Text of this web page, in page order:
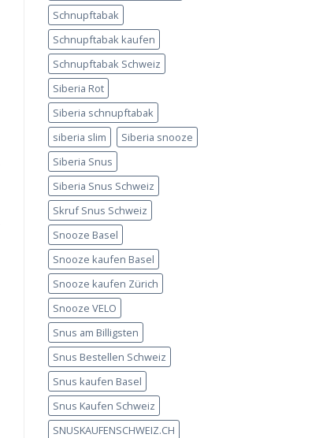
Schnupftabak
Schnupftabak kaufen
Schnupftabak Schweiz
Siberia Rot
Siberia schnupftabak
siberia slim
Siberia snooze
Siberia Snus
Siberia Snus Schweiz
Skruf Snus Schweiz
Snooze Basel
Snooze kaufen Basel
Snooze kaufen Zürich
Snooze VELO
Snus am Billigsten
Snus Bestellen Schweiz
Snus kaufen Basel
Snus Kaufen Schweiz
SNUSKAUFENSCHWEIZ.CH